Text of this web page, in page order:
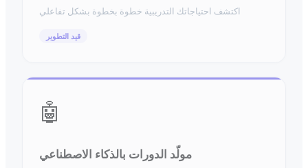
اكتشف احتياجاتك التدريبية خطوة بخطوة بشكل تفاعلي
قيد التطوير
🤖
مولّد الدورات بالذكاء الاصطناعي